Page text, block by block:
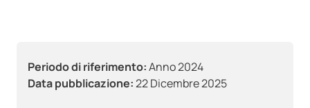
Periodo di riferimento:Anno 2024
Data pubblicazione:22 Dicembre 2025